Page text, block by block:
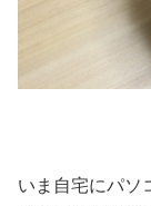
いま自宅にパソ